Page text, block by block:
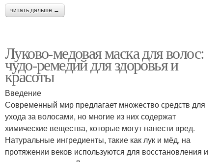
читать дальше →
Луково-медовая маска для волос:
чудо-ремедий для здоровья и
красоты
Введение
Современный мир предлагает множество средств для
ухода за волосами, но многие из них содержат
химические вещества, которые могут нанести вред.
Натуральные ингредиенты, такие как лук и мёд, на
протяжении веков используются для восстановления и